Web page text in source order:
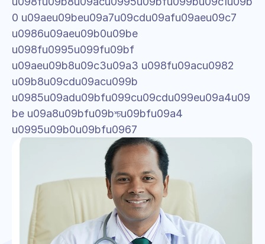
0 u09aeu09beu09a7u09cdu09afu09aeu09c7
u0986u09aeu09b0u09be
u098fu0995u099fu09bf
u09aeu09b8u09c3u09a3 u098fu09acu0982
u09b8u09cdu09acu099b
u0985u09adu09bfu099cu09cdu099eu09a4u09
be u09a8u09bfu09bশ্চu09bfu09a4
u0995u09b0u09bfu0967